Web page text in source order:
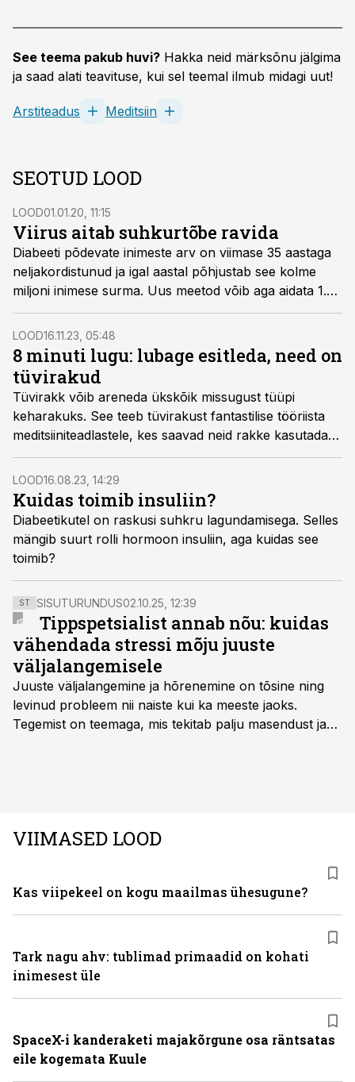
See teema pakub huvi? Hakka neid märksõnu jälgima
ja saad alati teavituse, kui sel teemal ilmub midagi uut!
Arstiteadus Meditsiin
SEOTUD LOOD
LOOD01.01.20, 11:15
Viirus aitab suhkurtõbe ravida
Diabeeti põdevate inimeste arv on viimase 35 aastaga
neljakordistunud ja igal aastal põhjustab see kolme
miljoni inimese surma. Uus meetod võib aga aidata 1.
tüüpi diabeedi välja juurida: selleks tuleb patsiendid
nakatada geneetiliselt muundatud viirusega.
LOOD16.11.23, 05:48
8 minuti lugu: lubage esitleda, need on
tüvirakud
Tüvirakk võib areneda ükskõik missugust tüüpi
keharakuks. See teeb tüvirakust fantastilise tööriista
meditsiiniteadlastele, kes saavad neid rakke kasutada
kaotatud meelte taastamiseks ning igasuguste haiguste
raviks artriidist kuni diabeedi ja vähini.
LOOD16.08.23, 14:29
Kuidas toimib insuliin?
Diabeetikutel on raskusi suhkru lagundamisega. Selles
mängib suurt rolli hormoon insuliin, aga kuidas see
toimib?
ST SISUTURUNDUS02.10.25, 12:39
Tippspetsialist annab nõu: kuidas
vähendada stressi mõju juuste
väljalangemisele
Juuste väljalangemine ja hõrenemine on tõsine ning
levinud probleem nii naiste kui ka meeste jaoks.
Tegemist on teemaga, mis tekitab palju masendust ja
VIIMASED LOOD
Kas viipekeel on kogu maailmas ühesugune?
Tark nagu ahv: tublimad primaadid on kohati
inimesest üle
SpaceX-i kanderaketi majakõrgune osa räntsatas
eile kogemata Kuule